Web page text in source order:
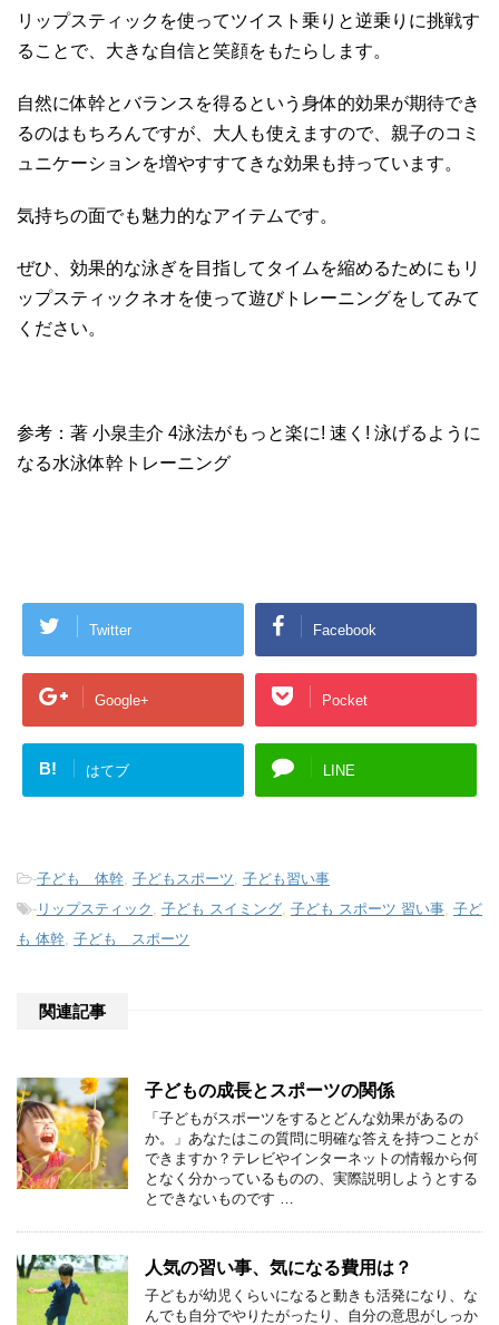
リップスティックを使ってツイスト乗りと逆乗りに挑戦す
ることで、大きな自信と笑顔をもたらします。
自然に体幹とバランスを得るという身体的効果が期待でき
るのはもちろんですが、大人も使えますので、親子のコミ
ュニケーションを増やすすてきな効果も持っています。
気持ちの面でも魅力的なアイテムです。
ぜひ、効果的な泳ぎを目指してタイムを縮めるためにもリ
ップスティックネオを使って遊びトレーニングをしてみて
ください。
参考：著 小泉圭介 4泳法がもっと楽に! 速く! 泳げるように
なる水泳体幹トレーニング
Twitter Facebook
Google+ Pocket
B! はてブ LINE
-子ども 体幹 子どもスポーツ 子ども習い事
- リップスティック 子ども スイミング 子ども スポーツ 習い事 子ど
も 体幹 子ども スポーツ
関連記事
子どもの成長とスポーツの関係
「子どもがスポーツをするとどんな効果があるの
か。」あなたはこの質問に明確な答えを持つことが
できますか？テレビやインターネットの情報から何
となく分かっているものの、実際説明しようとする
とできないものです …
人気の習い事、気になる費用は？
子どもが幼児くらいになると動きも活発になり、な
んでも自分でやりたがったり、自分の意思がしっか